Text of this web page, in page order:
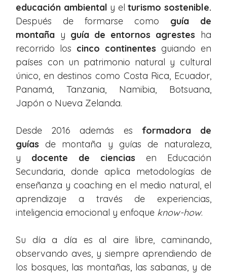
educación ambiental y elturismo sostenible.
Después de formarse como guía de
montaña y guía de entornos agrestes ha
recorrido los cinco continentes guiando en
países con un patrimonio natural y cultural
único, en destinos como Costa Rica, Ecuador,
Panamá, Tanzania, Namibia, Botsuana,
Japón o Nueva Zelanda.
Desde 2016 además es formadora de
guías
de montaña y guías de naturaleza,
y docente de ciencias
en Educación
Secundaria, donde aplica metodologías de
enseñanza y coaching en el medio natural, el
aprendizaje a través de experiencias,
inteligencia emocional y enfoque know-how.
Su día a día es al aire libre, caminando,
observando aves, y siempre aprendiendo de
los bosques, las montañas, las sabanas, y de